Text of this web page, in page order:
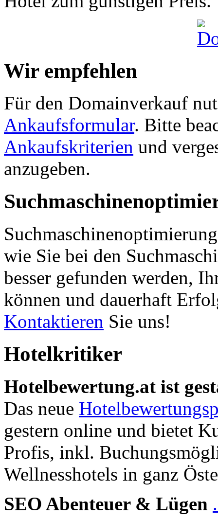
Wir empfehlen
Für den Domainverkauf
Ankaufsformular. Bitte
Ankaufskriterien und
anzugeben.
wie Sie bei den
besser gefunden werden,
können und dauerhaft
Kontaktieren Sie uns!
Hotelkritiker
Hotelbewertung.at ist
Das neue
gestern online und bietet
Profis, inkl.
Wellnesshotels in ganz
SEO Abenteuer & Lügen